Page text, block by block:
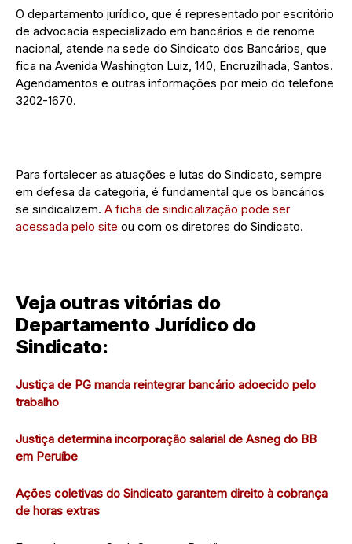
O departamento jurídico, que é representado por escritório
de advocacia especializado em bancários e de renome
nacional, atende na sede do Sindicato dos Bancários, que
fica na Avenida Washington Luiz, 140, Encruzilhada, Santos.
Agendamentos e outras informações por meio do telefone
3202-1670.
Para fortalecer as atuações e lutas do Sindicato, sempre
em defesa da categoria, é fundamental que os bancários
se sindicalizem. A ficha de sindicalização pode ser
acessada pelo site ou com os diretores do Sindicato.
Veja outras vitórias do
Departamento Jurídico do
Sindicato:
Justiça de PG manda reintegrar bancário adoecido pelo
trabalho
Justiça determina incorporação salarial de Asneg do BB
em Peruíbe
Ações coletivas do Sindicato garantem direito à cobrança
de horas extras